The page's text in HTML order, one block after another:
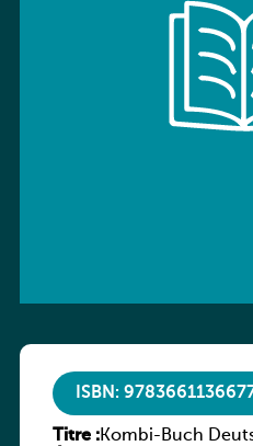
ISBN:
Titre :Kombi-Buch